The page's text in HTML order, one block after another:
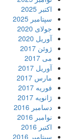
اکتبر 2025
سپتامبر 2025
جولای 2020
آوریل 2020
ژوئن 2017
می 2017
آوریل 2017
مارس 2017
فوریه 2017
ژانویه 2017
دسامبر 2016
نوامبر 2016
اکتبر 2016
سپتامبر 2016